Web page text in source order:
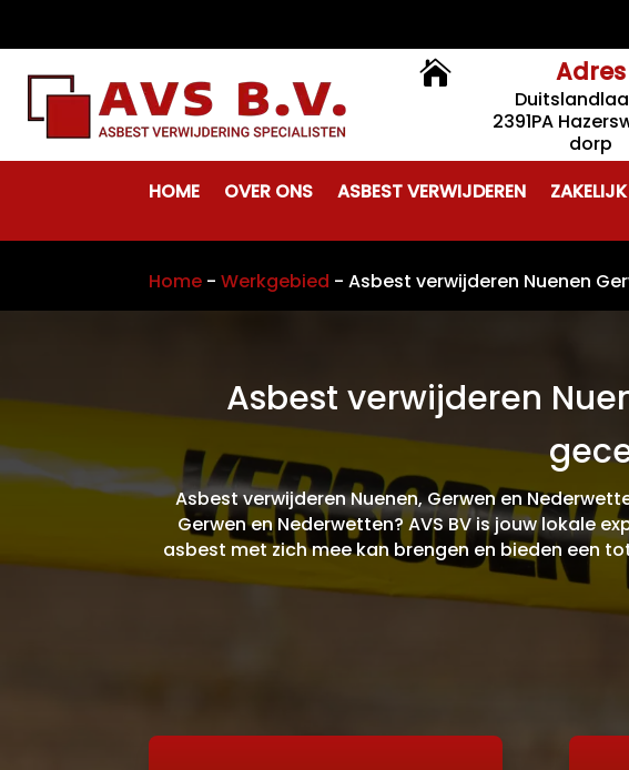
 Adres
2391PA
dorp
HOME OVER ONS ASBEST VERWIJDEREN ZAKELIJK
Home -Werkgebied -Asbest verwijderen Nuenen
Asbest verwijderen
Asbest verwijderen Nuenen, Gerwen en
Gerwen en Nederwetten? AVS BV is jouw lokale
asbest met zich mee kan brengen en bieden een